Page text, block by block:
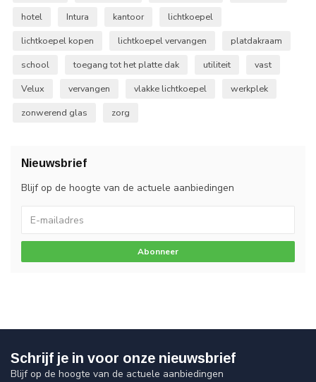
hotel
Intura kantoor
lichtkoepel
lichtkoepel kopen
lichtkoepel vervangen
platdakraam
school
toegang tot het platte dak utiliteit
vast
Velux
vervangen vlakke lichtkoepel
werkplek
zonwerend glas
zorg
Nieuwsbrief
Blijf op de hoogte van de actuele aanbiedingen
Abonneer
Schrijf je in voor onze nieuwsbrief
Blijf op de hoogte van de actuele aanbiedingen